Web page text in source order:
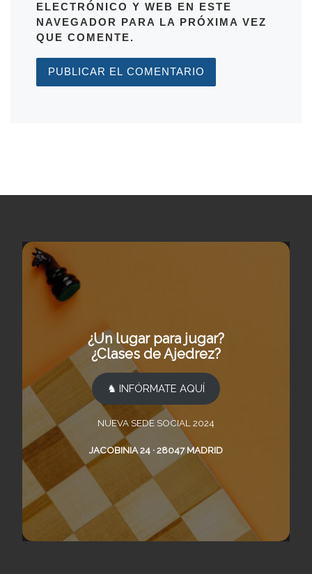
ELECTRÓNICO Y WEB EN ESTE
NAVEGADOR PARA LA PRÓXIMA VEZ
QUE COMENTE.
¿Un lugar para jugar?
¿Clases de Ajedrez?
♞ INFÓRMATE AQUÍ
NUEVA SEDE SOCIAL 2024
JACOBINIA 24 · 28047 MADRID